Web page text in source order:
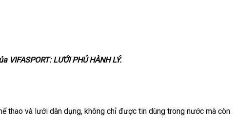
LƯỚI PHỦ HÀNH LÝ.
thao và lưới dân dụng, không chỉ được tin dùng trong nước mà còn